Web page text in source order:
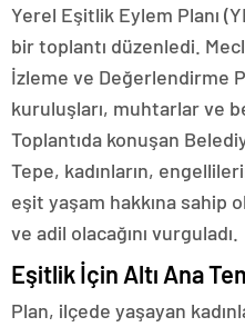
Yerel Eşitlik Eylem Planı
bir toplantı düzenledi.
İzleme ve Değerlendirme
kuruluşları, muhtarlar ve
Toplantıda konuşan
Tepe, kadınların,
eşit yaşam hakkına sahip
ve adil olacağını vurguladı.
Eşitlik İçin Altı Ana
Plan, ilçede yaşayan